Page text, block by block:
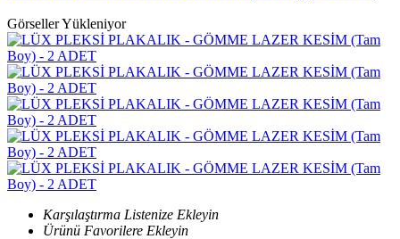
Görseller Yükleniyor
Karşılaştırma Listenize Ekleyin
Ürünü Favorilere Ekleyin